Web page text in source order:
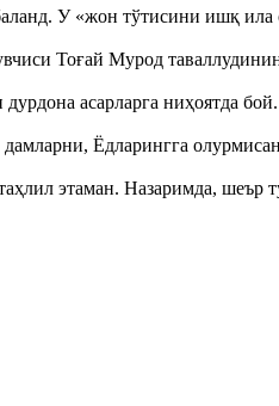
У «жон тўтисини ишқ ила
Тоғай Мурод
дурдона асарларга ниҳоятда
дамларни, Ёдларингга
этаман. Назаримда,